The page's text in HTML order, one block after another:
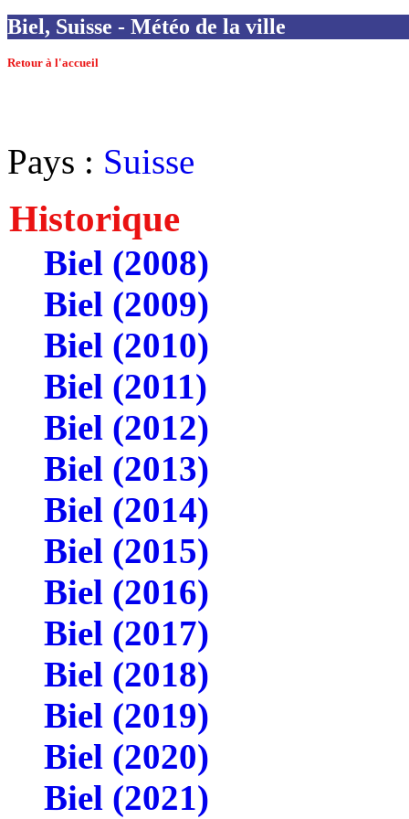
Biel, Suisse - Météo de la ville
Retour à l'accueil
Pays : Suisse
Historique
Biel (2008)
Biel (2009)
Biel (2010)
Biel (2011)
Biel (2012)
Biel (2013)
Biel (2014)
Biel (2015)
Biel (2016)
Biel (2017)
Biel (2018)
Biel (2019)
Biel (2020)
Biel (2021)